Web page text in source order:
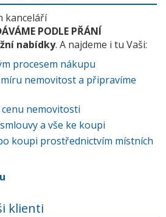
kanceláří
PODLE PŘÁNÍ
nabídky. A najdeme i tu Vaši:
procesem nákupu
nemovitost a připravíme
nemovitosti
a vše ke koupi
koupi prostřednictvím místních
klienti